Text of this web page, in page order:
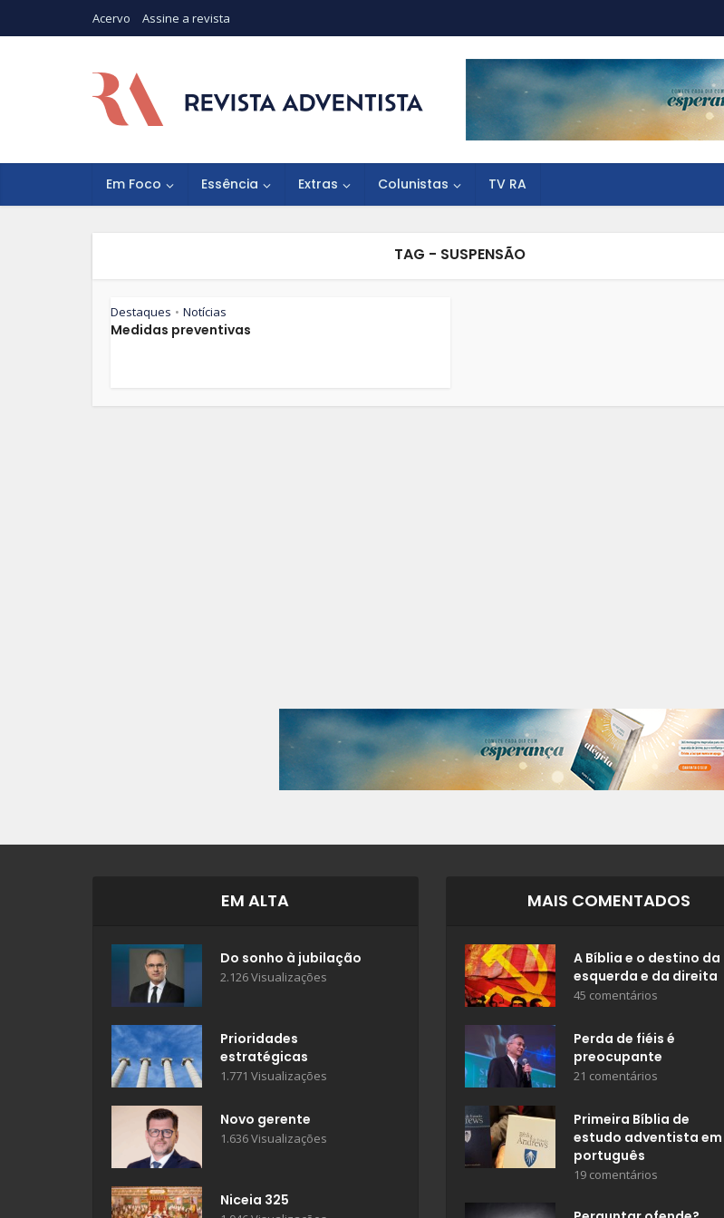
Acervo Assine a revista
Em Foco Essência Extras Colunistas TV RA
TAG - SUSPENSÃO
Destaques • Notícias
Medidas preventivas
EM ALTA
Do sonho à jubilação
2.126 Visualizações
Prioridades
estratégicas
1.771 Visualizações
Novo gerente
1.636 Visualizações
Niceia 325
MAIS COMENTADOS
A Bíblia e o destino da
esquerda e da direita
45 comentários
Perda de fiéis é
preocupante
21 comentários
Primeira Bíblia de
estudo adventista em
português
19 comentários